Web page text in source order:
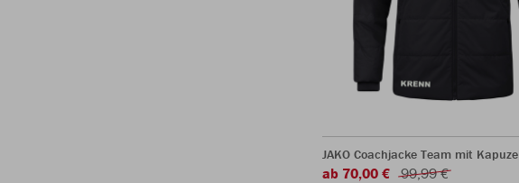
JAKO Coachjacke Team mit Kapuze
ab 70,00 € 99,99 €